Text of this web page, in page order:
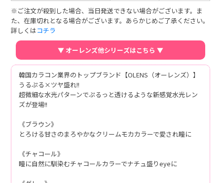
※ご注文が殺到した場合、当日発送できない場合がございます。ま
た、在庫切れとなる場合がございます。あらかじめご了承ください。
詳しくはコチラ
▼ オーレンズ他シリーズはこちら ▼
韓国カラコン業界のトップブランド【OLENS（オーレンズ）】
うるぷる×ツヤ盛れ!!
超微細な水光パターンでぷるっと透けるような新感覚水光レン
ズが登場!!
《ブラウン》
とろける甘さのまろやかなクリームモカカラーで愛され瞳に
《チャコール》
瞳に自然に馴染むチャコールカラーでナチュ盛りeyeに